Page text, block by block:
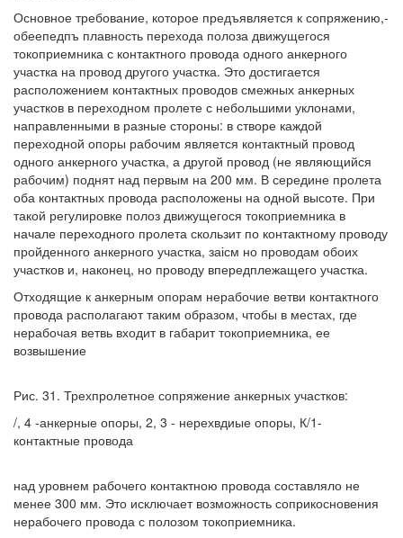
Основное требование, которое предъявляется к сопряжению,-
обеепедпъ плавность перехода полоза движущегося
токоприемника с контактного провода одного анкерного
участка на провод другого участка. Это достигается
расположением контактных проводов смежных анкерных
участков в переходном пролете с небольшими уклонами,
направленными в разные стороны: в створе каждой
переходной опоры рабочим является контактный провод
одного анкерного участка, а другой провод (не являющийся
рабочим) поднят над первым на 200 мм. В середине пролета
оба контактных провода расположены на одной высоте. При
такой регулировке полоз движущегося токоприемника в
начале переходного пролета скользит по контактному проводу
пройденного анкерного участка, заісм но проводам обоих
участков и, наконец, но проводу впередплежащего участка.
Отходящие к анкерным опорам нерабочие ветви контактного
провода располагают таким образом, чтобы в местах, где
нерабочая ветвь входит в габарит токоприемника, ее
возвышение
Рис. 31. Трехпролетное сопряжение анкерных участков:
/, 4 -анкерные опоры, 2, 3 - нерехвдиые опоры, К/1-
контактные провода
над уровнем рабочего контактною провода составляло не
менее 300 мм. Это исключает возможность соприкосновения
нерабочего провода с полозом токоприемника.